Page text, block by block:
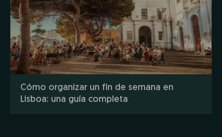
Cómo organizar un fin de semana en
Lisboa: una guía completa